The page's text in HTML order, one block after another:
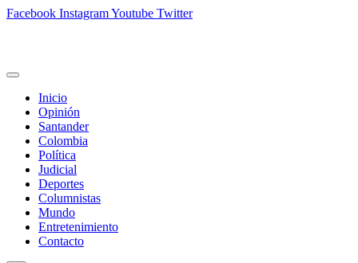
Facebook InstagramYoutube Twitter
Inicio
Opinión
Santander
Colombia
Política
Judicial
Deportes
Columnistas
Mundo
Entretenimiento
Contacto